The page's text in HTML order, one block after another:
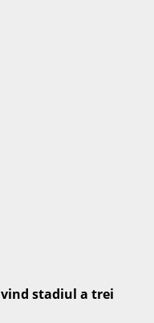
stadiul a trei